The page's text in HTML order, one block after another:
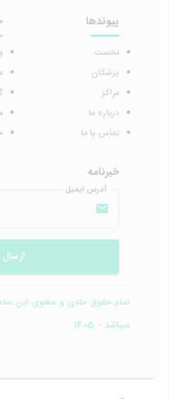
پیوندها
نخست
پزشکان
مراکز
درباره ما
تماس با ما
خبرنامه
آدرس ایمیل
ارسال
تمام حقوق مادی و معنوی این
میباشد - 1405